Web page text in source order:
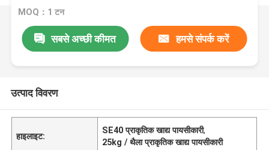
MOQ：1 टन
सबसे अच्छी कीमत हमसे संपर्क करें
उत्पाद विवरण
हाइलाइट:
SE40 प्राकृतिक खाद्य पायसीकारी,
25kg / थैला प्राकृतिक खाद्य पायसीकारी